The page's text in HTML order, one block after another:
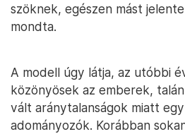
szöknek, egészen mást
mondta.
A modell úgy látja, az utóbbi
közönyösek az emberek,
vált aránytalanságok miatt
adományozók. Korábban